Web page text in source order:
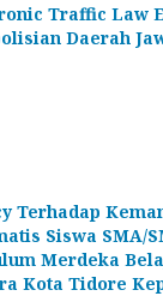
Traffic Law
Daerah
Terhadap
Siswa SMA/
Merdeka
Kota Tidore